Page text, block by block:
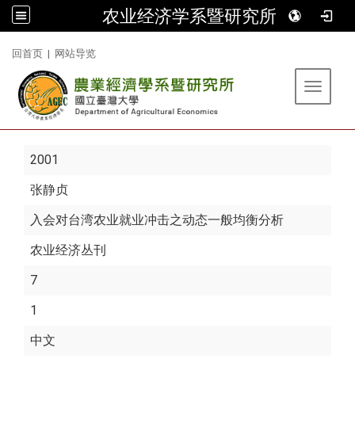
农业经济学系暨研究所
回首页 | 网站导览
Toggle
2001
张静贞
入会对台湾农业就业冲击之动态一般均衡分析
农业经济丛刊
7
1
中文